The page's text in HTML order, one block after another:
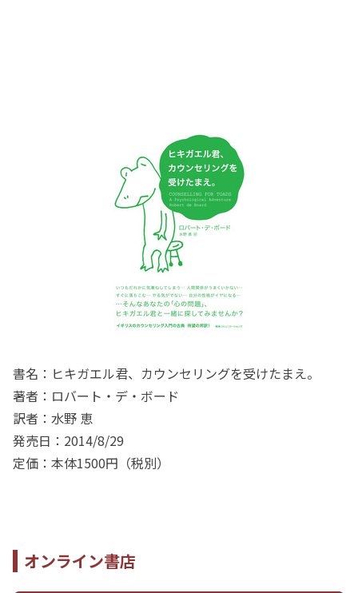
書名：ヒキガエル君、カウンセリングを受けたまえ。
著者：ロバート・デ・ボード
訳者：水野 恵
発売日：2014/8/29
定価：本体1500円（税別）
オンライン書店